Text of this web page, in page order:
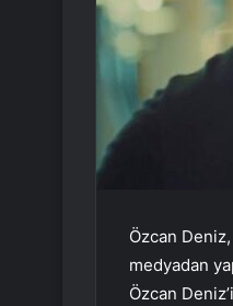
Özcan
medyadan
Özcan